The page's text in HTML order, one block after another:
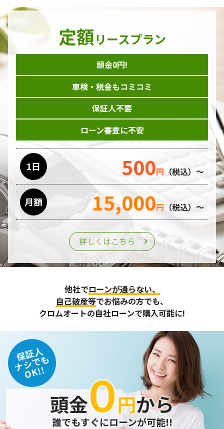
定額リースプラン
頭金0円!
車検・税金もコミコミ
保証人不要
ローン審査に不安
1日 500円 （税込）～
月額 15,000円 （税込）～
詳しくはこちら
他社でローンが通らない、
自己破産等でお悩みの方でも、
クロムオートの自社ローンで購入可能に!
保証人
ナシでも
OK!!
頭金０円から
誰でもすぐにローンが可能!!